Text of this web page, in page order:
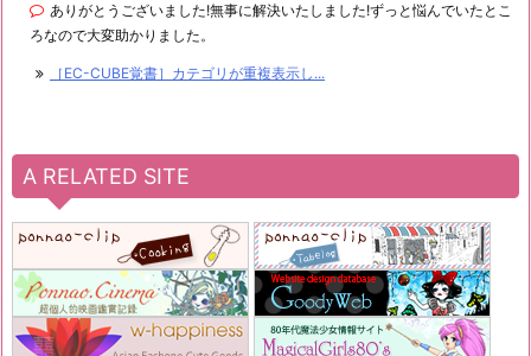
ありがとうございました!無事に解決いたしました!ずっと悩んでいたとこ
ろなので大変助かりました。
［EC-CUBE覚書］カテゴリが重複表示し...
A RELATED SITE